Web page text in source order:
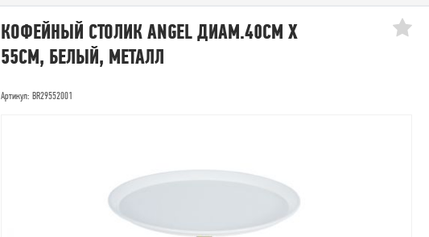
КОФЕЙНЫЙ СТОЛИК ANGEL ДИАМ.40СМ X
55СМ, БЕЛЫЙ, МЕТАЛЛ
Артикул: BR29552001